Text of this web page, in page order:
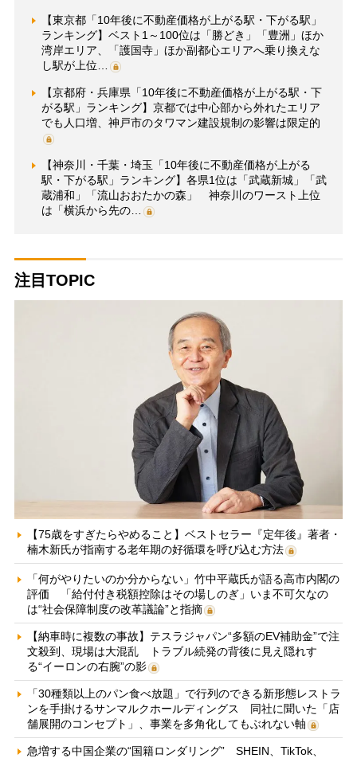
【東京都「10年後に不動産価格が上がる駅・下がる駅」
ランキング】ベスト1～100位は「勝どき」「豊洲」ほか
湾岸エリア、「護国寺」ほか副都心エリアへ乗り換えな
し駅が上位…
【京都府・兵庫県「10年後に不動産価格が上がる駅・下
がる駅」ランキング】京都では中心部から外れたエリア
でも人口増、神戸市のタワマン建設規制の影響は限定的
【神奈川・千葉・埼玉「10年後に不動産価格が上がる
駅・下がる駅」ランキング】各県1位は「武蔵新城」「武
蔵浦和」「流山おおたかの森」 神奈川のワースト上位
は「横浜から先の…
注目TOPIC
【75歳をすぎたらやめること】ベストセラー『定年後』著者・
楠木新氏が指南する老年期の好循環を呼び込む方法
「何がやりたいのか分からない」竹中平蔵氏が語る高市内閣の
評価 「給付付き税額控除はその場しのぎ」いま不可欠なの
は“社会保障制度の改革議論”と指摘
【納車時に複数の事故】テスラジャパン“多額のEV補助金”で注
文殺到、現場は大混乱 トラブル続発の背後に見え隠れす
る“イーロンの右腕”の影
「30種類以上のパン食べ放題」で行列のできる新形態レストラ
ンを手掛けるサンマルクホールディングス 同社に聞いた「店
舗展開のコンセプト」、事業を多角化してもぶれない軸
急増する中国企業の“国籍ロンダリング” SHEIN、TikTok、